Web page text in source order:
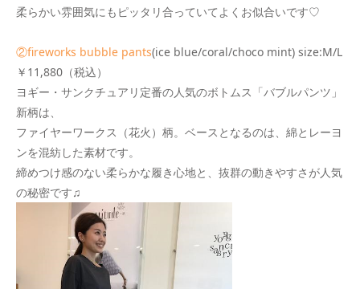
柔らかい雰囲気にもピッタリ合っていてよくお似合いです♡
②fireworks bubble pants(ice blue/coral/choco mint) size:M/L
￥11,880（税込）
ヨギー・サンクチュアリ定番の人気のボトムス「バブルパンツ」
新柄は、
ファイヤーワークス（花火）柄。ベースとなるのは、綿とレーヨ
ンを混紡した素材です。
締めつけ感のない柔らかな履き心地と、抜群の動きやすさが人気
の秘密です♫